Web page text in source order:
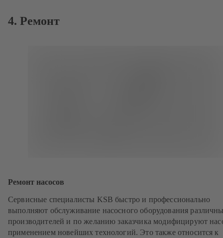
4. Ремонт
Ремонт насосов
Сервисные специалисты KSB быстро и профессионально
выполняют обслуживание насосного оборудования
производителей и по желанию заказчика модифицируют
применением новейших технологий. Это также относится к